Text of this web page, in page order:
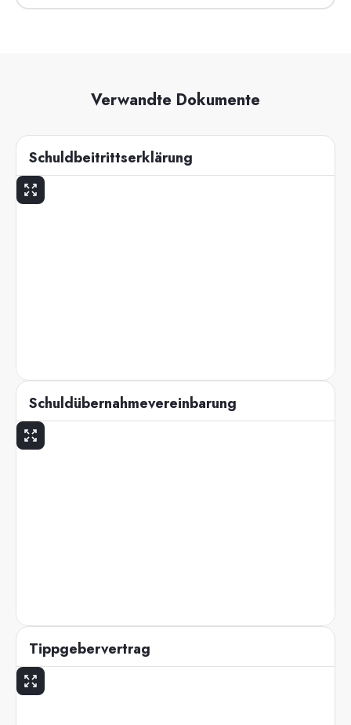
Verwandte Dokumente
Schuldbeitrittserklärung
Schuldübernahmevereinbarung
Tippgebervertrag